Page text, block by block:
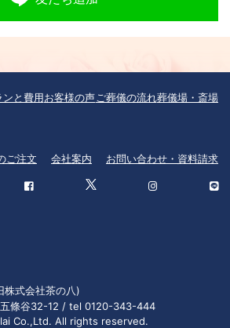
ンと費用お客様の声 ご葬儀の流れ葬儀場・斎場
ご注文 会社案内 お問い合わせ・資料請求
株式会社茶の八)
條谷32-12 / tel 0120-343-444
Co.,Ltd. All rights reserved.